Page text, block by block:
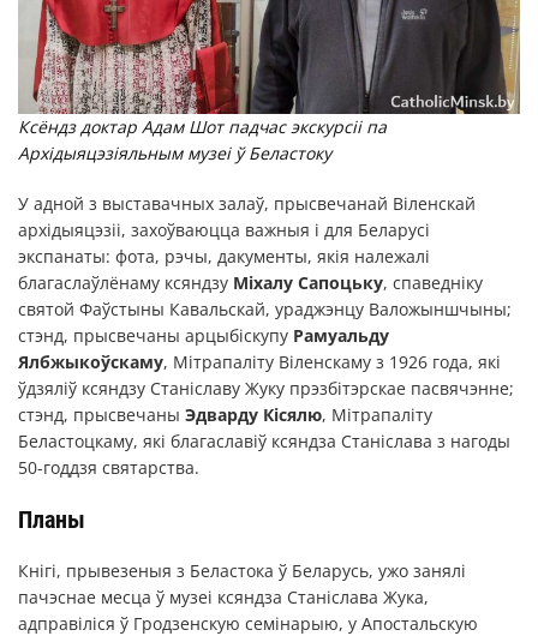
Ксёндз доктар Адам Шот падчас экскурсіі па
Архідыяцэзіяльным музеі ў Беластоку
У адной з выставачных залаў, прысвечанай Віленскай
архідыяцэзіі, захоўваюцца важныя і для Беларусі
экспанаты: фота, рэчы, дакументы, якія належалі
благаслаўлёнаму ксяндзу Міхалу Сапоцьку, спаведніку
святой Фаўстыны Кавальскай, ураджэнцу Валожыншчыны;
стэнд, прысвечаны арцыбіскупу Рамуальду
Ялбжыкоўскаму, Мітрапаліту Віленскаму з 1926 года, які
ўдзяліў ксяндзу Станіславу Жуку прэзбітэрскае пасвячэнне;
стэнд, прысвечаны Эдварду Кісялю, Мітрапаліту
Беластоцкаму, які благаславіў ксяндза Станіслава з нагоды
50-годдзя святарства.
Планы
Кнігі, прывезеныя з Беластока ў Беларусь, ужо занялі
пачэснае месца ў музеі ксяндза Станіслава Жука,
адправіліся ў Гродзенскую семінарыю, у Апостальскую